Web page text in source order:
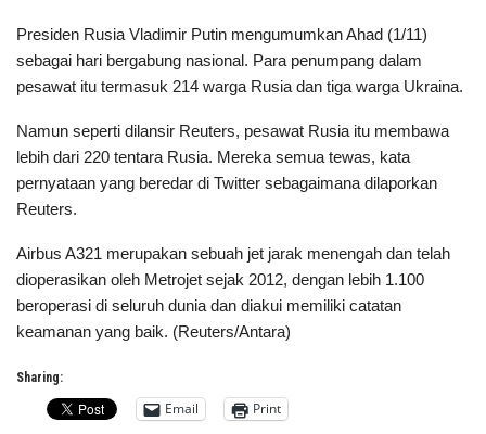
Presiden Rusia Vladimir Putin mengumumkan Ahad (1/11)
sebagai hari bergabung nasional. Para penumpang dalam
pesawat itu termasuk 214 warga Rusia dan tiga warga Ukraina.
Namun seperti dilansir Reuters, pesawat Rusia itu membawa
lebih dari 220 tentara Rusia. Mereka semua tewas, kata
pernyataan yang beredar di Twitter sebagaimana dilaporkan
Reuters.
Airbus A321 merupakan sebuah jet jarak menengah dan telah
dioperasikan oleh Metrojet sejak 2012, dengan lebih 1.100
beroperasi di seluruh dunia dan diakui memiliki catatan
keamanan yang baik. (Reuters/Antara)
Sharing:
Email Print